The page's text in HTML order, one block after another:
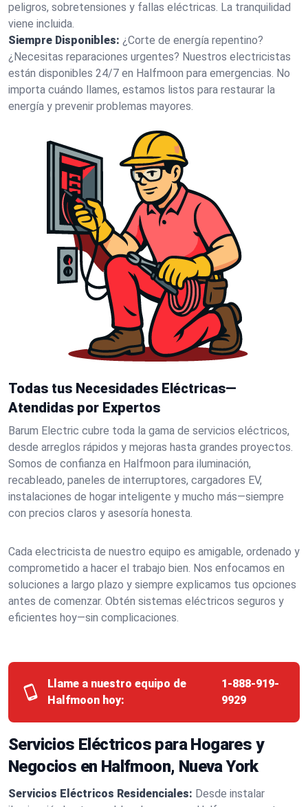
peligros, sobretensiones y fallas eléctricas. La tranquilidad
viene incluida.
Siempre Disponibles: ¿Corte de energía repentino?
¿Necesitas reparaciones urgentes? Nuestros electricistas
están disponibles 24/7 en Halfmoon para emergencias. No
importa cuándo llames, estamos listos para restaurar la
energía y prevenir problemas mayores.
Todas tus Necesidades Eléctricas—
Atendidas por Expertos
Barum Electric cubre toda la gama de servicios eléctricos,
desde arreglos rápidos y mejoras hasta grandes proyectos.
Somos de confianza en Halfmoon para iluminación,
recableado, paneles de interruptores, cargadores EV,
instalaciones de hogar inteligente y mucho más—siempre
con precios claros y asesoría honesta.
Cada electricista de nuestro equipo es amigable, ordenado y
comprometido a hacer el trabajo bien. Nos enfocamos en
soluciones a largo plazo y siempre explicamos tus opciones
antes de comenzar. Obtén sistemas eléctricos seguros y
eficientes hoy—sin complicaciones.
Llame a nuestro equipo de
Halfmoon hoy:
1-888-919-
9929
Servicios Eléctricos para Hogares y
Negocios en Halfmoon, Nueva York
Servicios Eléctricos Residenciales: Desde instalar